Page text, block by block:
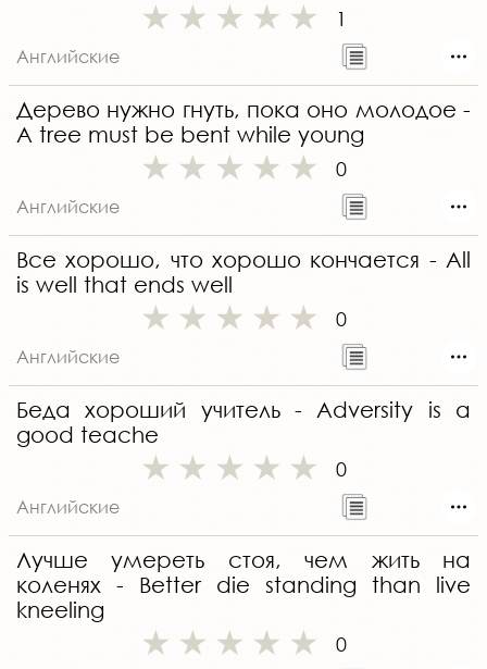
1
Английские
Дерево нужно гнуть, пока оно молодое -
A tree must be bent while young
0
Английские
Все хорошо, что хорошо кончается - All
is well that ends well
0
Английские
Беда хороший учитель - Adversity is a
good teache
0
Английские
Лучше умереть стоя, чем жить на
коленях - Better die standing than live
kneeling
0